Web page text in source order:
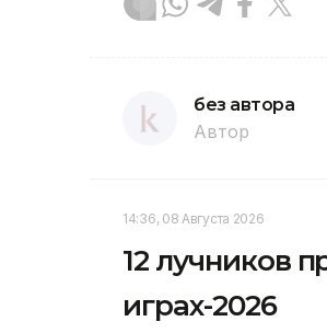
без автора
Автор
14:36, 08 Августа 2026
12 лучников
играх-2026